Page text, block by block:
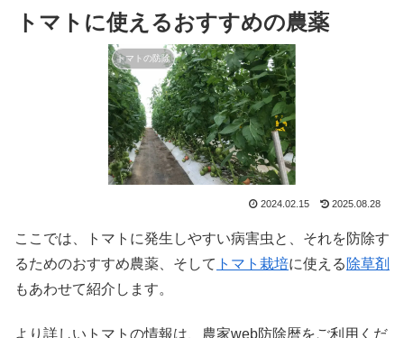
トマトに使えるおすすめの農薬
トマトの防除
2024.02.15 2025.08.28
ここでは、トマトに発生しやすい病害虫と、それを防除す
るためのおすすめ農薬、そして トマト栽培に使える 除草剤
もあわせて紹介します。
より詳しいトマトの情報は、農家web防除暦をご利用くだ